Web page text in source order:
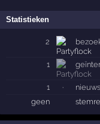
Statistieken
2
1
1 ·
geen